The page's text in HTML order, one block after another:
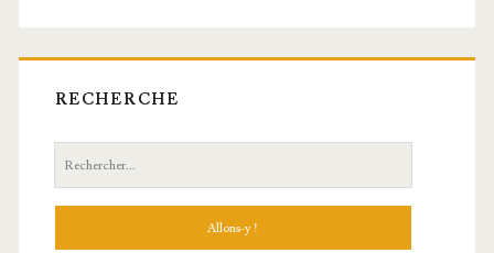
RECHERCHE
Recherche: